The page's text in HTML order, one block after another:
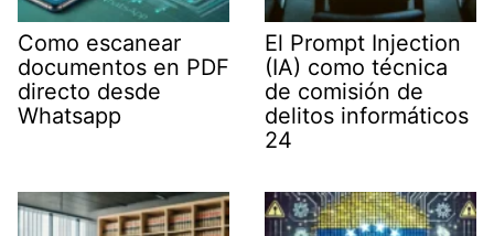
Como escanear
documentos en PDF
directo desde
Whatsapp
El Prompt Injection
(IA) como técnica
de comisión de
delitos informáticos
24